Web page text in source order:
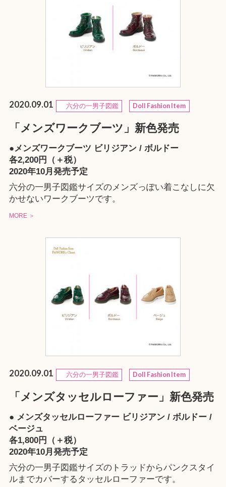
2020.09.01 六分の一男子図鑑 Doll Fashion Item
「メンズワークブーツ」新色発売
●メンズワークブーツ ビリジアン / ボルドー
各2,200円（＋税）
2020年10月発売予定
六分の一男子図鑑サイズのメンズっぽい着こなしに欠
かせないワークブーツです。
MORE ＞
2020.09.01 六分の一男子図鑑 Doll Fashion Item
「メンズタッセルローファー」新色発売
● メンズタッセルローファー ビリジアン / ボルドー /
ベージュ
各1,800円（＋税）
2020年10月発売予定
六分の一男子図鑑サイズのトラッドからパンクスタイ
ルまでカバーするタッセルローファーです。